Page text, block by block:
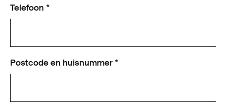
Telefoon
Postcode en huisnummer